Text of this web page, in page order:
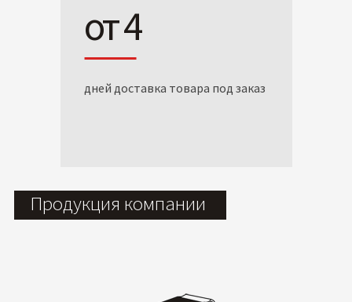
от 4
дней доставка товара под заказ
Продукция компании